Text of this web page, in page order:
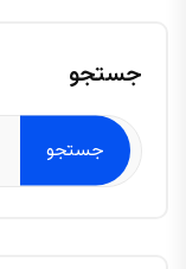
جستجو
جستجو